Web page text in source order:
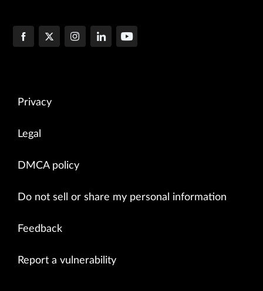
Privacy
Legal
DMCA policy
Do not sell or share my personal information
Feedback
Report a vulnerability